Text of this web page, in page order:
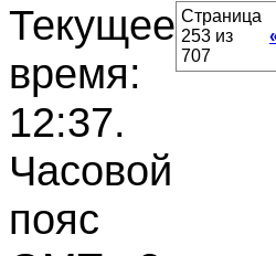
Текущее
время:
12:37.
Часовой
пояс
Страница
253 из
707